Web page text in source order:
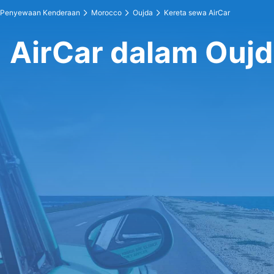
Penyewaan Kenderaan Morocco Oujda Kereta sewa AirCar
AirCar dalam